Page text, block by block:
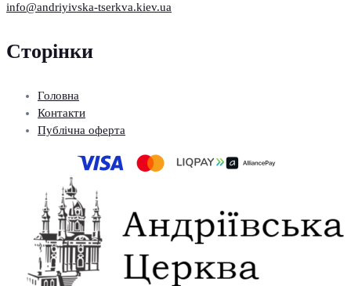
info@andriyivska-tserkva.kiev.ua
Сторінки
Головна
Контакти
Публічна оферта